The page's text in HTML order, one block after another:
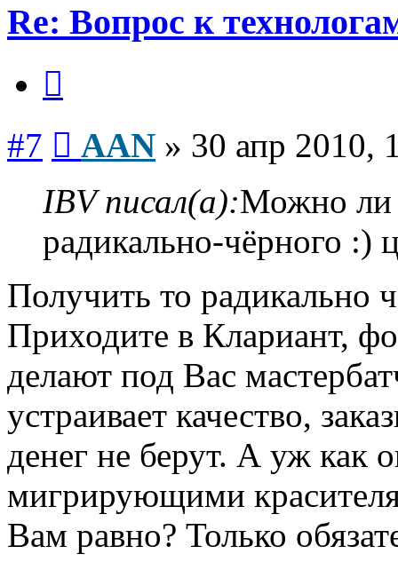
Re: Вопрос к
#7 AAN » 30 апр 2010,
IBV писал(а):Можно ли
радикально-чёрного :)
Получить то радикально
Приходите в Клариант,
делают под Вас
устраивает качество,
денег не берут. А уж как
мигрирующими
Вам равно? Только